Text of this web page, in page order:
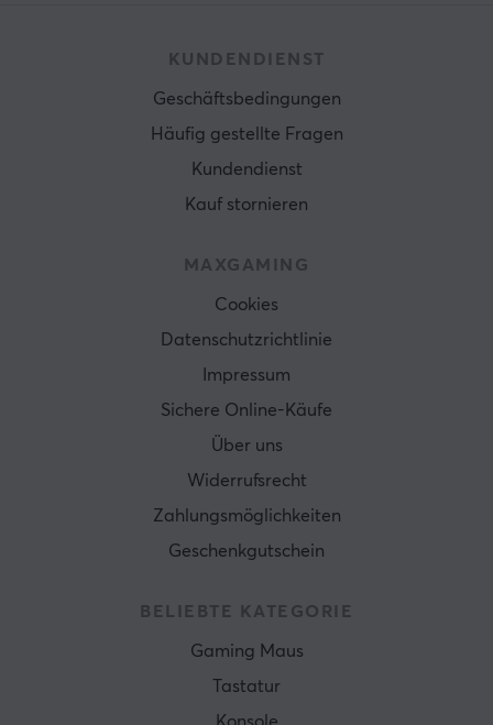
KUNDENDIENST
Geschäftsbedingungen
Häufig gestellte Fragen
Kundendienst
Kauf stornieren
MAXGAMING
Cookies
Datenschutzrichtlinie
Impressum
Sichere Online-Käufe
Über uns
Widerrufsrecht
Zahlungsmöglichkeiten
Geschenkgutschein
BELIEBTE KATEGORIE
Gaming Maus
Tastatur